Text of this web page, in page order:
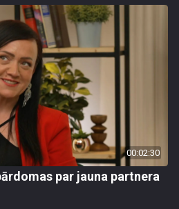
00:02:30
par jauna partnera